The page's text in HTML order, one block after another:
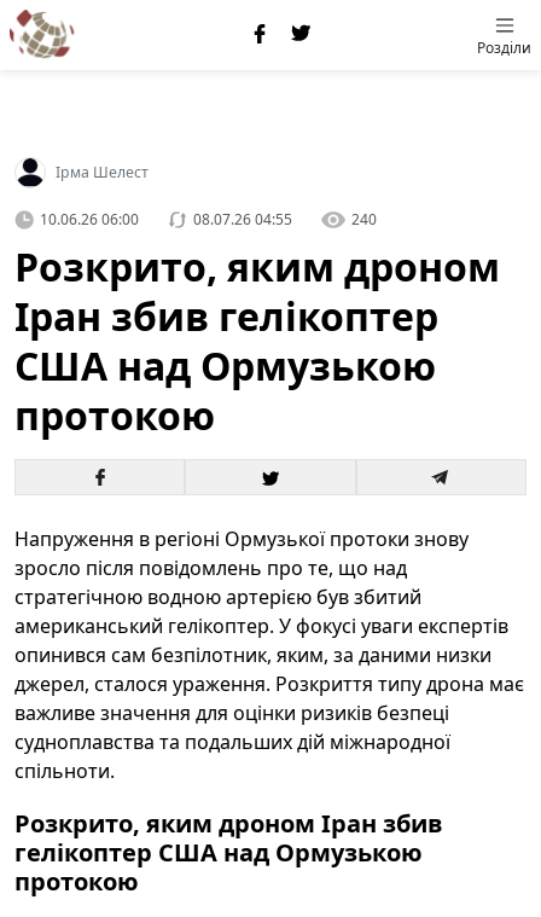
Розділи
Ірма Шелест
10.06.26 06:00 08.07.26 04:55 240
Розкрито, яким дроном
Іран збив гелікоптер
США над Ормузькою
протокою
Напруження в регіоні Ормузької протоки знову
зросло після повідомлень про те, що над
стратегічною водною артерією був збитий
американський гелікоптер. У фокусі уваги експертів
опинився сам безпілотник, яким, за даними низки
джерел, сталося ураження. Розкриття типу дрона має
важливе значення для оцінки ризиків безпеці
судноплавства та подальших дій міжнародної
спільноти.
Розкрито, яким дроном Іран збив
гелікоптер США над Ормузькою
протокою